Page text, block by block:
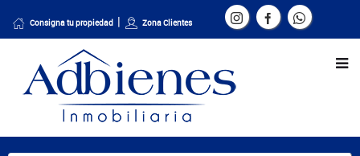
Consigna tu propiedad Zona Clientes